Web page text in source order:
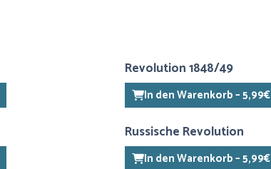
Revolution 1848/49
In den Warenkorb – 5,99€
Russische Revolution
In den Warenkorb – 5,99€